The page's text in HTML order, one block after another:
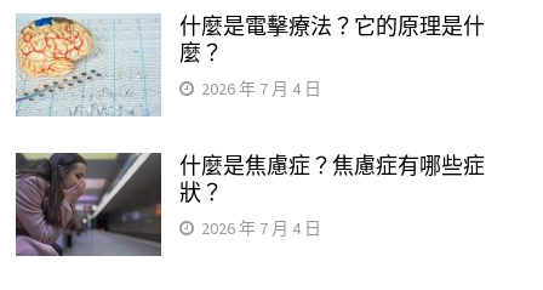
什麼是電擊療法？它的原理是什
麼？
2026 年 7 月 4 日
什麼是焦慮症？焦慮症有哪些症
狀？
2026 年 7 月 4 日